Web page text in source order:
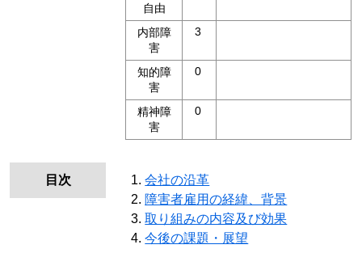
自由
内部障
害
3
知的障
害
0
精神障
害
0
目次
会社の沿革
障害者雇用の経緯、背景
取り組みの内容及び効果
今後の課題・展望